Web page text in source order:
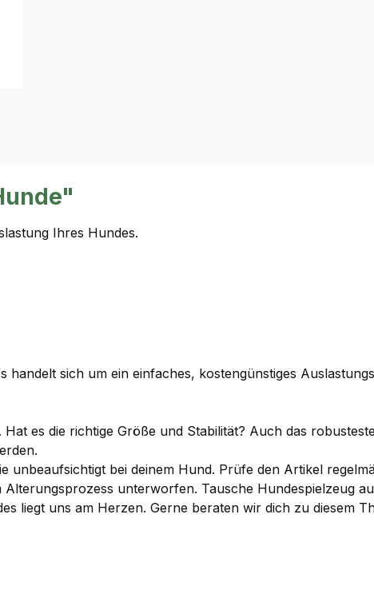
Ihres Hundes.
sich um ein einfaches, kostengünstiges
es die richtige Größe und Stabilität? Auch das
unbeaufsichtigt bei deinem Hund. Prüfe den Artikel
unterworfen. Tausche Hundespielzeug
liegt uns am Herzen. Gerne beraten wir dich zu diesem